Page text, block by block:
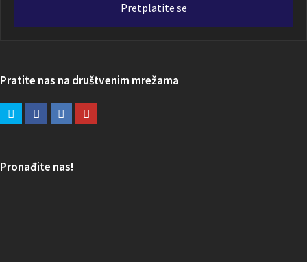
Pretplatite se
Pratite nas na društvenim mrežama
Pronađite nas!